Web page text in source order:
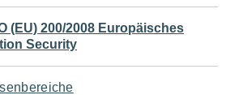
(EU) 200/2008 Europäisches
Security